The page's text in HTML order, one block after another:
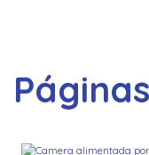
900Nsnnek20000 |
Iclass se R10